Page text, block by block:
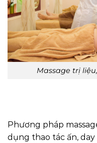
Massage trị
Phương pháp
dụng thao tác ấn,